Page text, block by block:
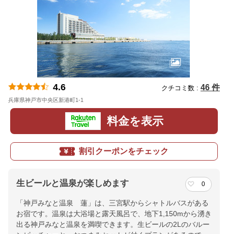
4.6 クチコミ数 : 46 件
兵庫県神戸市中央区新港町1-1
料金を表示
割引クーポンをチェック
生ビールと温泉が楽しめます 0
「神戸みなと温泉 蓮」は、三宮駅からシャトルバスがある
お宿です。温泉は大浴場と露天風呂で、地下1,150mから湧き
出る神戸みなと温泉を満喫できます。生ビールの2Lのバルー